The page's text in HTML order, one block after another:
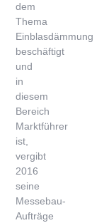
dem
Thema
Einblasdämmung
beschäftigt
und
in
diesem
Bereich
Marktführer
ist,
vergibt
2016
seine
Messebau-
Aufträge